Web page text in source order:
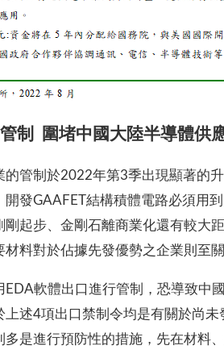
制 圍堵中國大陸半導體供
的管制於2022年第3季出現顯著的
發GAAFET結構積體電路必須用
起步、金剛石離商業化還有較大
料對於佔據先發優勢之企業則至關
EDA軟體出口進行管制，恐導致中
上述4項出口禁制令均是有關於尚
是進行預防性的措施，先在材料